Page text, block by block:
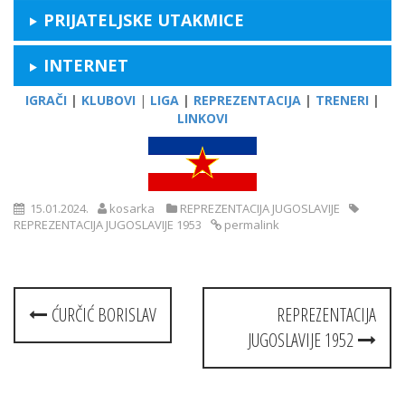
PRIJATELJSKE UTAKMICE
INTERNET
IGRAČI | KLUBOVI | LIGA | REPREZENTACIJA | TRENERI |
LINKOVI
15.01.2024. kosarka
REPREZENTACIJA JUGOSLAVIJE
REPREZENTACIJA JUGOSLAVIJE 1953
permalink
Post
navigation
ĆURČIĆ BORISLAV
REPREZENTACIJA
JUGOSLAVIJE 1952